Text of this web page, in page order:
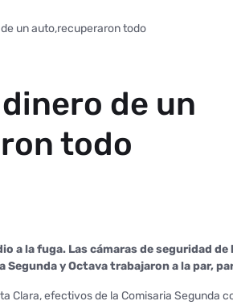
un auto,recuperaron todo
de un
todo
a la fuga. Las cámaras de seguridad
y Octava trabajaron a la par,
Clara, efectivos de la Comisaria Segunda